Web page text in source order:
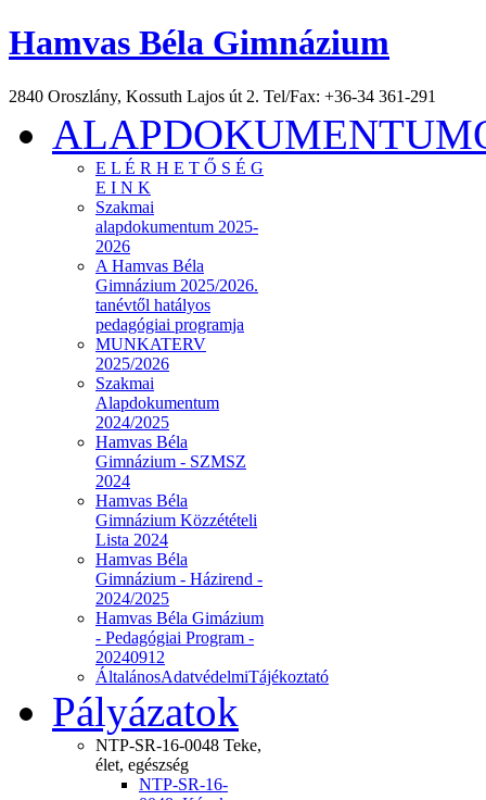
Hamvas Béla Gimnázium
2840 Oroszlány, Kossuth Lajos út 2. Tel/Fax: +36-34 361-291
E L É R H E T Ő S É G
E I N K
Szakmai
alapdokumentum 2025-
2026
A Hamvas Béla
Gimnázium 2025/2026.
tanévtől hatályos
pedagógiai programja
MUNKATERV
2025/2026
Szakmai
Alapdokumentum
2024/2025
Hamvas Béla
Gimnázium - SZMSZ
2024
Hamvas Béla
Gimnázium Közzétételi
Lista 2024
Hamvas Béla
Gimnázium - Házirend -
2024/2025
Hamvas Béla Gimázium
- Pedagógiai Program -
20240912
ÁltalánosAdatvédelmiTájékoztató
Pályázatok
NTP-SR-16-0048 Teke,
élet, egészség
NTP-SR-16-